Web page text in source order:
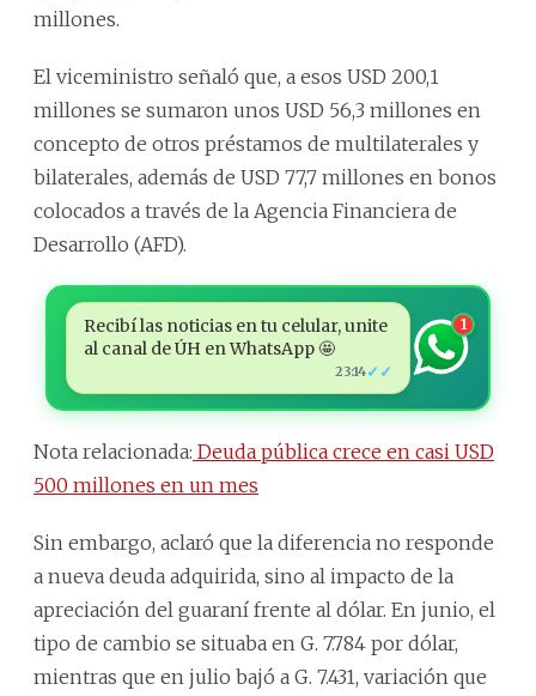
millones.
El viceministro señaló que, a esos USD 200,1
millones se sumaron unos USD 56,3 millones en
concepto de otros préstamos de multilaterales y
bilaterales, además de USD 77,7 millones en bonos
colocados a través de la Agencia Financiera de
Desarrollo (AFD).
Recibí las noticias en tu celular, unite
al canal de ÚH en WhatsApp 🤩
23:14✓✓
1
Nota relacionada: Deuda pública crece en casi USD
500 millones en un mes
Sin embargo, aclaró que la diferencia no responde
a nueva deuda adquirida, sino al impacto de la
apreciación del guaraní frente al dólar. En junio, el
tipo de cambio se situaba en G. 7.784 por dólar,
mientras que en julio bajó a G. 7.431, variación que